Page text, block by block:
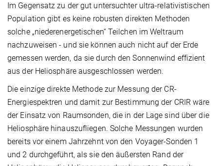
Im Gegensatz zu der gut untersuchter ultra-relativistischen
Population gibt es keine robusten direkten Methoden
solche „niederenergetischen“ Teilchen im Weltraum
nachzuweisen - und sie können auch nicht auf der Erde
gemessen werden, da sie durch den Sonnenwind effizient
aus der Heliosphäre ausgeschlossen werden.
Die einzige direkte Methode zur Messung der CR-
Energiespektren und damit zur Bestimmung der CRIR wäre
der Einsatz von Raumsonden, die in der Lage sind über die
Heliosphäre hinauszufliegen. Solche Messungen wurden
bereits vor einem Jahrzehnt von den Voyager-Sonden 1
und 2 durchgeführt, als sie den äußersten Rand der